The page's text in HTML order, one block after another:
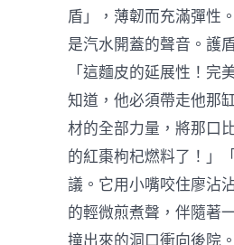
盾」，薄韌而充滿彈性
是汽水開蓋的聲音。護
「這麵皮的延展性！
知道，他必須帶走他那
材的全部力量，將那口
的紅棗枸杞燃料了！」
議。它用小嘴咬住廖沾
的輕微煎煮聲，伴隨著
撞出來的洞口衝向後院